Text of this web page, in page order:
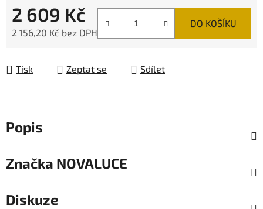
2 609 Kč
2 156,20 Kč bez DPH
DO KOŠÍKU
Tisk Zeptat se Sdílet
Popis
Značka NOVALUCE
Diskuze